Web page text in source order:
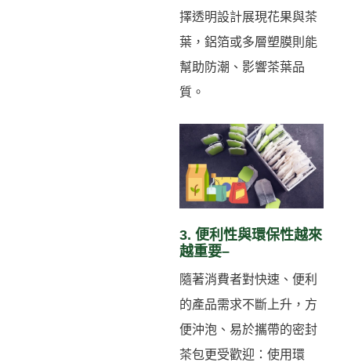
擇透明設計展現花果與茶
葉，鋁箔或多層塑膜則能
幫助防潮、影響茶葉品
質。
3. 便利性與環保性越來
越重要–
隨著消費者對快速、便利
的產品需求不斷上升，方
便沖泡、易於攜帶的密封
茶包更受歡迎：使用環